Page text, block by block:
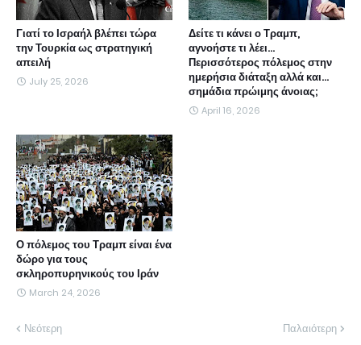
Γιατί το Ισραήλ βλέπει τώρα
την Τουρκία ως στρατηγική
απειλή
July 25, 2026
Δείτε τι κάνει ο Τραμπ,
αγνοήστε τι λέει...
Περισσότερος πόλεμος στην
ημερήσια διάταξη αλλά και...
σημάδια πρώιμης άνοιας;
April 16, 2026
Ο πόλεμος του Τραμπ είναι ένα
δώρο για τους
σκληροπυρηνικούς του Ιράν
March 24, 2026
Νεότερη Παλαιότερη